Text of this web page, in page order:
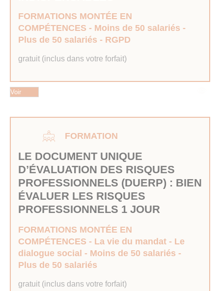
FORMATIONS MONTÉE EN
COMPÉTENCES
Moins de 50 salariés
Plus de 50 salariés
RGPD
gratuit (inclus dans votre forfait)
Voir
FORMATION
LE DOCUMENT UNIQUE
D’ÉVALUATION DES RISQUES
PROFESSIONNELS (DUERP) : BIEN
ÉVALUER LES RISQUES
PROFESSIONNELS 1 JOUR
FORMATIONS MONTÉE EN
COMPÉTENCES
La vie du mandat
Le
dialogue social
Moins de 50 salariés
Plus de 50 salariés
gratuit (inclus dans votre forfait)